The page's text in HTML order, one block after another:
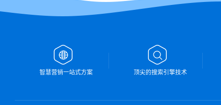
智慧营销一站式方案 顶尖的搜索引擎技术